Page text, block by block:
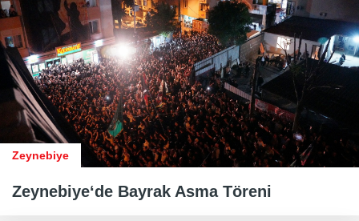
Zeynebiye
Zeynebiye‘de Bayrak Asma Töreni